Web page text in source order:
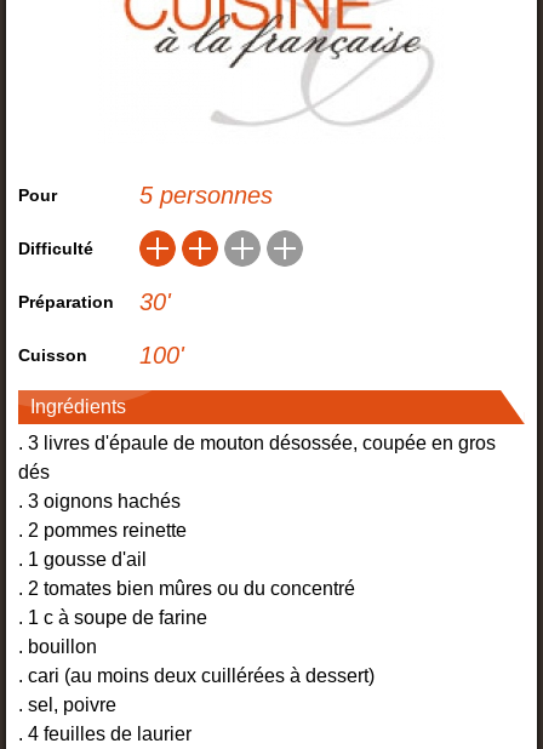
Pour 5 personnes
Difficulté
Préparation 30'
Cuisson 100'
Ingrédients
. 3 livres d'épaule de mouton désossée, coupée en gros
dés
. 3 oignons hachés
. 2 pommes reinette
. 1 gousse d'ail
. 2 tomates bien mûres ou du concentré
. 1 c à soupe de farine
. bouillon
. cari (au moins deux cuillérées à dessert)
. sel, poivre
. 4 feuilles de laurier